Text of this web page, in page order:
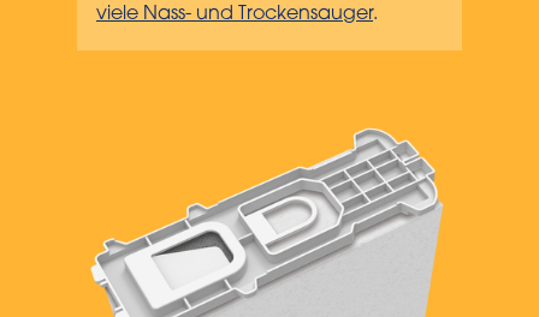
viele Nass- und Trockensauger.